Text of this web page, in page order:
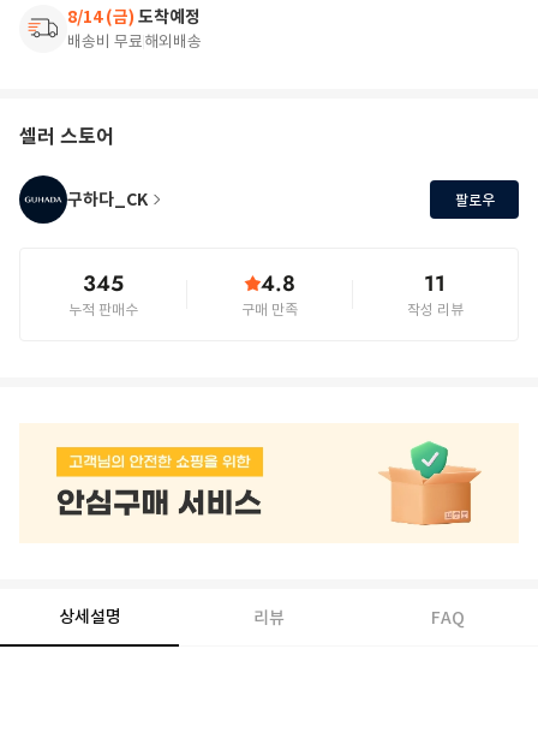
8/14 (금) 도착예정
배송비 무료해외배송
셀러 스토어
구하다_CK 팔로우
345
누적 판매수
4.8
구매 만족
11
작성 리뷰
상세설명 리뷰 FAQ